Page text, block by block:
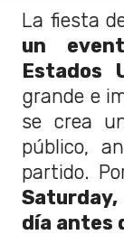
La fiesta
un
Estados
grande e
se crea
público,
partido.
día antes